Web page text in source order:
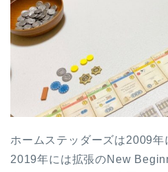
ホームステッダーズは2009年
2019年には拡張のNew